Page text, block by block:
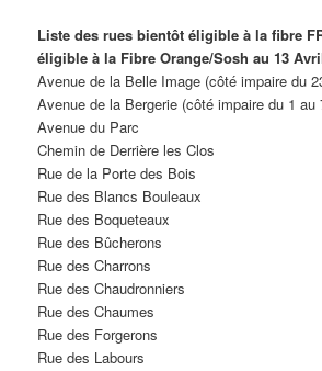
Liste des rues bientôt éligible à la fibre
éligible à la Fibre Orange/Sosh au 13
Avenue de la Belle Image (côté impaire du
Avenue de la Bergerie (côté impaire du 1 au
Avenue du Parc
Chemin de Derrière les Clos
Rue de la Porte des Bois
Rue des Blancs Bouleaux
Rue des Boqueteaux
Rue des Bûcherons
Rue des Charrons
Rue des Chaudronniers
Rue des Chaumes
Rue des Forgerons
Rue des Labours